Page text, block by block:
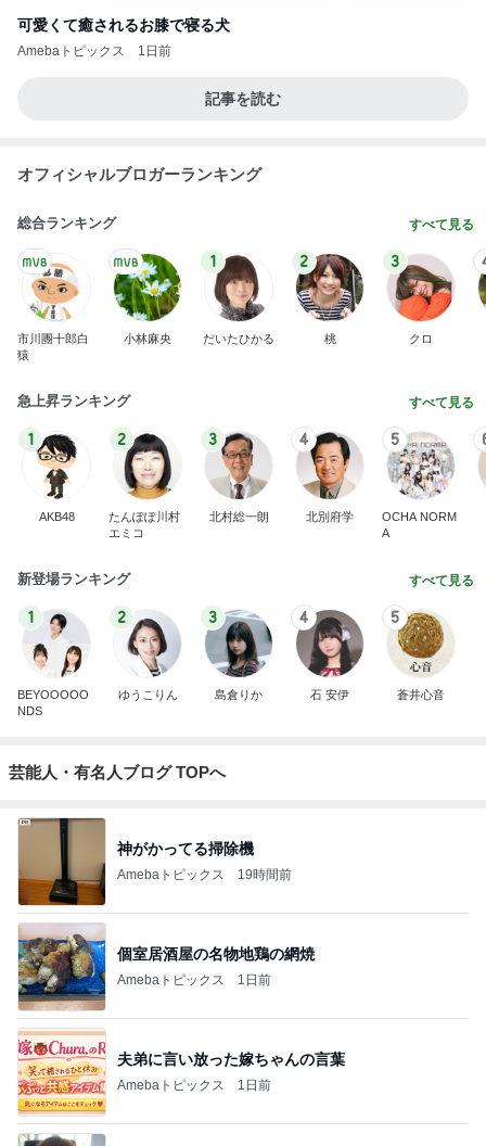
可愛くて癒されるお膝で寝る犬
Amebaトピックス 1日前
記事を読む
オフィシャルブロガーランキング
総合ランキング すべて見る
市川團十郎白
猿
小林麻央
1
だいたひかる
2
桃
3
クロ
急上昇ランキング すべて見る
1
AKB48
2
たんぽぽ川村
エミコ
3
北村総一朗
4
北別府学
5
OCHA NORM
A
新登場ランキング すべて見る
1
BEYOOOOO
NDS
2
ゆうこりん
3
島倉りか
4
石 安伊
5
蒼井心音
芸能人・有名人ブログ TOPへ
神がかってる掃除機
Amebaトピックス 19時間前
個室居酒屋の名物地鶏の網焼
Amebaトピックス 1日前
夫弟に言い放った嫁ちゃんの言葉
Amebaトピックス 1日前